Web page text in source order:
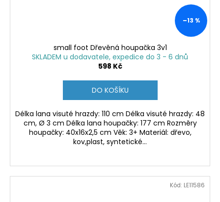
–13 %
small foot Dřevěná houpačka 3v1
SKLADEM u dodavatele, expedice do 3 - 6 dnů
598 Kč
DO KOŠÍKU
Délka lana visuté hrazdy: 110 cm Délka visuté hrazdy: 48
cm, Ø 3 cm Délka lana houpačky: 177 cm Rozměry
houpačky: 40x16x2,5 cm Věk: 3+ Materiál: dřevo,
kov,plast, syntetické...
Kód: LE11586